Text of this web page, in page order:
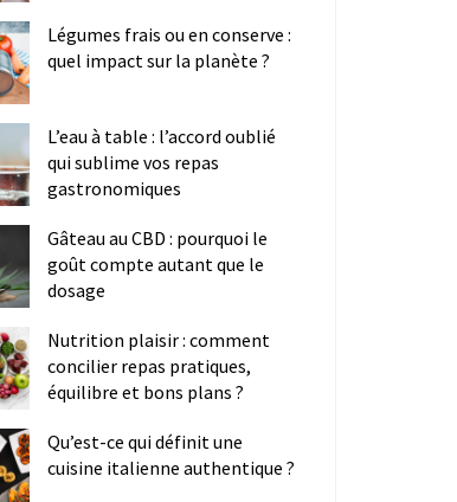
Légumes frais ou en conserve :
quel impact sur la planète ?
L’eau à table : l’accord oublié
qui sublime vos repas
gastronomiques
Gâteau au CBD : pourquoi le
goût compte autant que le
dosage
Nutrition plaisir : comment
concilier repas pratiques,
équilibre et bons plans ?
Qu’est-ce qui définit une
cuisine italienne authentique ?